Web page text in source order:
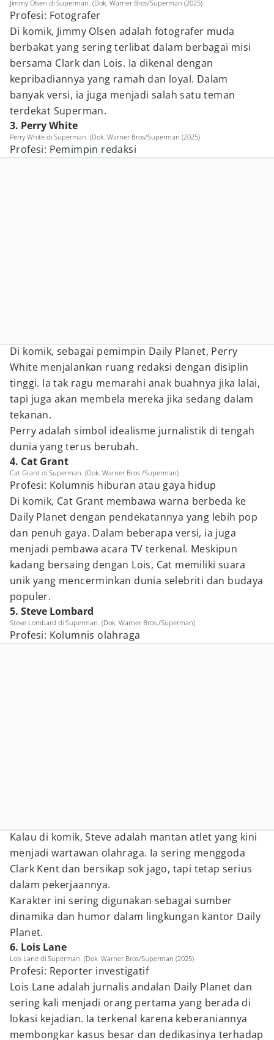
Jimmy Olsen di Superman. (Dok. Warner Bros/Superman (2025)
Profesi: Fotografer
Di komik, Jimmy Olsen adalah fotografer muda
berbakat yang sering terlibat dalam berbagai misi
bersama Clark dan Lois. Ia dikenal dengan
kepribadiannya yang ramah dan loyal. Dalam
banyak versi, ia juga menjadi salah satu teman
terdekat Superman.
3. Perry White
Perry White di Superman. (Dok. Warner Bros/Superman (2025)
Profesi: Pemimpin redaksi
Di komik, sebagai pemimpin Daily Planet, Perry
White menjalankan ruang redaksi dengan disiplin
tinggi. Ia tak ragu memarahi anak buahnya jika lalai,
tapi juga akan membela mereka jika sedang dalam
tekanan.
Perry adalah simbol idealisme jurnalistik di tengah
dunia yang terus berubah.
4. Cat Grant
Cat Grant di Superman. (Dok. Warner Bros./Superman)
Profesi: Kolumnis hiburan atau gaya hidup
Di komik, Cat Grant membawa warna berbeda ke
Daily Planet dengan pendekatannya yang lebih pop
dan penuh gaya. Dalam beberapa versi, ia juga
menjadi pembawa acara TV terkenal. Meskipun
kadang bersaing dengan Lois, Cat memiliki suara
unik yang mencerminkan dunia selebriti dan budaya
populer.
5. Steve Lombard
Steve Lombard di Superman. (Dok. Warner Bros./Superman)
Profesi: Kolumnis olahraga
Kalau di komik, Steve adalah mantan atlet yang kini
menjadi wartawan olahraga. Ia sering menggoda
Clark Kent dan bersikap sok jago, tapi tetap serius
dalam pekerjaannya.
Karakter ini sering digunakan sebagai sumber
dinamika dan humor dalam lingkungan kantor Daily
Planet.
6. Lois Lane
Lois Lane di Superman. (Dok. Warner Bros/Superman (2025)
Profesi: Reporter investigatif
Lois Lane adalah jurnalis andalan Daily Planet dan
sering kali menjadi orang pertama yang berada di
lokasi kejadian. Ia terkenal karena keberaniannya
membongkar kasus besar dan dedikasinya terhadap